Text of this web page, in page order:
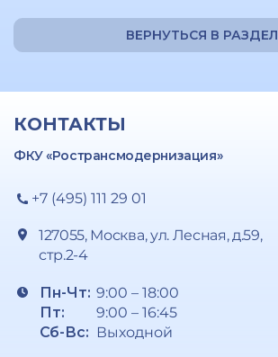
ВЕРНУТЬСЯ В РАЗДЕЛ
КОНТАКТЫ
ФКУ «Ространсмодернизация»
+7 (495) 111 29 01
127055, Москва, ул. Лесная, д.59,
стр.2-4
Пн-Чт:
Пт:
Сб-Вс:
9:00 – 18:00
9:00 – 16:45
Выходной